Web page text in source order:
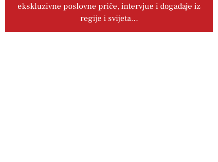
ekskluzivne poslovne priče, intervjue i događaje iz
regije i svijeta…